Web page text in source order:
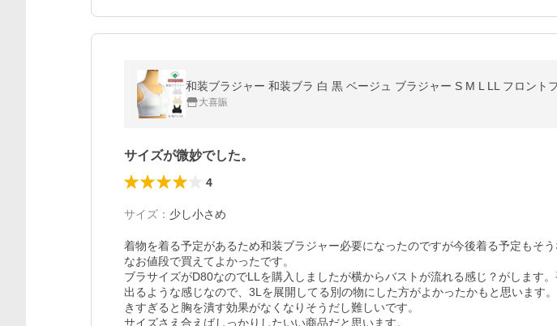
和装ブラジャー 和装ブラ 白 黒 ベージュ ブラジャー S M L LL フロン
大喜賑
サイズが微妙でした。
4
サイズ ： 少し小さめ
着物を着る予定があるため和装ブラジャー必要になったのですが今後着る予定もそ
なお値段で買えてよかったです。
ブラサイズがD80なのでLLを購入しましたが横からバストが流れる感じ？がします
出るような感じなので、3Lを展開してる別の物にした方がよかったかもと思います
きすぎると胸を潰す効果がなくなりそうだし難しいです。
サイズさえ合えばしっかりしたいい商品だと思います。